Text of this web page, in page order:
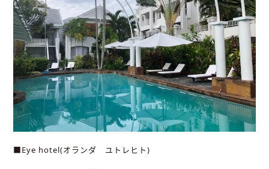
■Eye hotel(オランダ ユトレヒト)